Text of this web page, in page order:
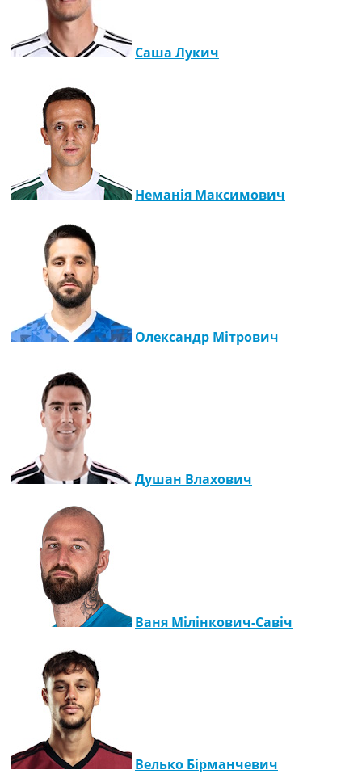
Саша Лукич
Неманія Максимович
Олександр Мітрович
Душан Влахович
Ваня Мілінкович-Савіч
Велько Бірманчевич